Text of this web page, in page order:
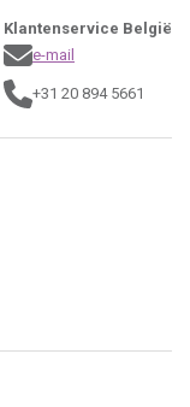
Klantenservice België
e-mail
+31 20 894 5661